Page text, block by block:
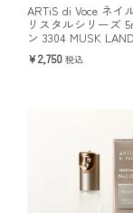
ARTiS di Voce ネイ
リスタルシリーズ
ン 3304 MUSK LAND
2,750 税込